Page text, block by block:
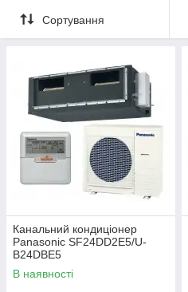
Сортування
Канальний кондиціонер
Panasonic SF24DD2E5/U-
B24DBE5
В наявності